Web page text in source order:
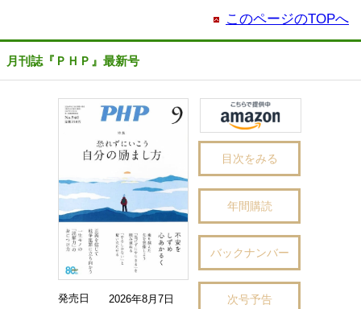
このページのTOPへ
月刊誌『ＰＨＰ』最新号
発売日
2026年8月7日
目次をみる
年間購読
バックナンバー
次号予告